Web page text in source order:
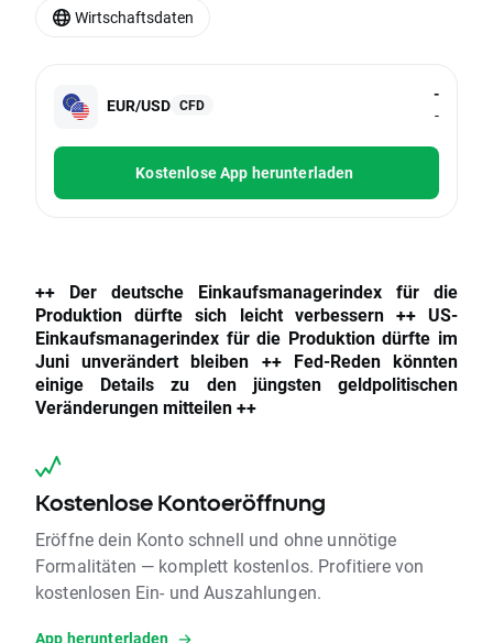
EUR/USD CFD
-
-
Kostenlose App herunterladen
++ Der deutsche Einkaufsmanagerindex für die
Produktion dürfte sich leicht verbessern ++ US-
Einkaufsmanagerindex für die Produktion dürfte im
Juni unverändert bleiben ++ Fed-Reden könnten
einige Details zu den jüngsten geldpolitischen
Veränderungen mitteilen ++
Kostenlose Kontoeröffnung
Eröffne dein Konto schnell und ohne unnötige
Formalitäten — komplett kostenlos. Profitiere von
kostenlosen Ein- und Auszahlungen.
App herunterladen
Wirtschaftsdaten